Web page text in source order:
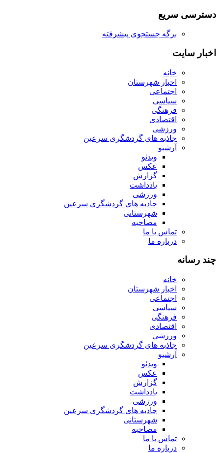
دسترسی سریع
برگه جستجوی پیشرفته
اخبار سایت
خانه
اخبار شهرستان
اجتماعی
سیاسی
فرهنگی
اقتصادی
ورزشی
جاذبه های گردشگری سرعین
آرشیو
ویدئو
عکس
گزارش
یادداشت
ورزشی
جاذبه های گردشگری سرعین
شهرستانی
مصاحبه
تماس با ما
درباره ما
چند رسانه
خانه
اخبار شهرستان
اجتماعی
سیاسی
فرهنگی
اقتصادی
ورزشی
جاذبه های گردشگری سرعین
آرشیو
ویدئو
عکس
گزارش
یادداشت
ورزشی
جاذبه های گردشگری سرعین
شهرستانی
مصاحبه
تماس با ما
درباره ما